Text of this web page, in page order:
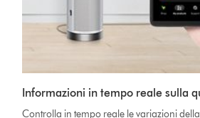
Informazioni in tempo reale sulla
Controlla in tempo reale le variazioni